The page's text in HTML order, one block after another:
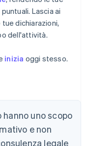
Lascia ai
dichiarazioni,
dell'attività.
inizia oggi stesso.
uno scopo
e non
legale